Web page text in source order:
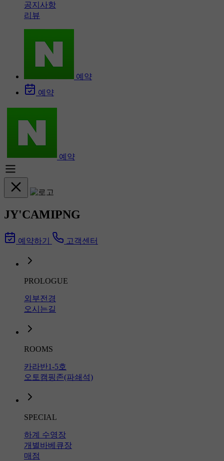
공지사항
리뷰
예약
예약
예약
JY'CAMIPNG
예약하기 고객센터
PROLOGUE
외부전경
오시는길
ROOMS
카라반1-5호
오토캠핑존(파쇄석)
SPECIAL
하계 수영장
개별바베큐장
매점